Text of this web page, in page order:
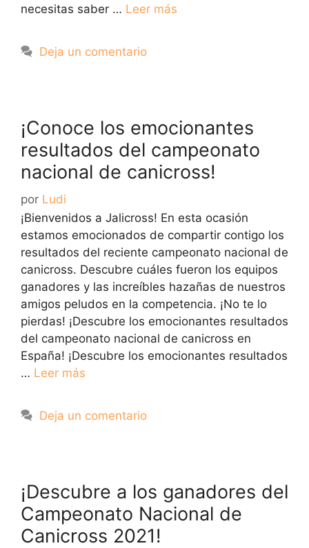
necesitas saber … Leer más
Deja un comentario
¡Conoce los emocionantes
resultados del campeonato
nacional de canicross!
por Ludi
¡Bienvenidos a Jalicross! En esta ocasión
estamos emocionados de compartir contigo los
resultados del reciente campeonato nacional de
canicross. Descubre cuáles fueron los equipos
ganadores y las increíbles hazañas de nuestros
amigos peludos en la competencia. ¡No te lo
pierdas! ¡Descubre los emocionantes resultados
del campeonato nacional de canicross en
España! ¡Descubre los emocionantes resultados
… Leer más
Deja un comentario
¡Descubre a los ganadores del
Campeonato Nacional de
Canicross 2021!